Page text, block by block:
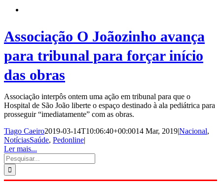
Associação O Joãozinho avança
para tribunal para forçar início
das obras
Associação interpôs ontem uma ação em tribunal para que o
Hospital de São João liberte o espaço destinado à ala pediátrica para
prosseguir “imediatamente” com as obras.
Tiago Caeiro2019-03-14T10:06:40+00:0014 Mar, 2019|Nacional,
NotíciasSaúde, Pedonline|
Ler mais...
Pesquisar